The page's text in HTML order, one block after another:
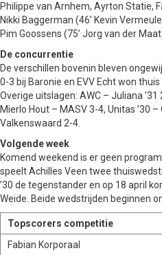
Philippe van Arnhem, Ayrton Statie,
Nikki Baggerman (46’ Kevin
Pim Goossens (75’ Jorg van der
De concurrentie
De verschillen bovenin bleven
0-3 bij Baronie en EVV Echt won
Overige uitslagen: AWC – Juliana
Mierlo Hout – MASV 3-4, Unitas ’30
Valkenswaard 2-4.
Volgende week
Komend weekend is er geen
speelt Achilles Veen twee
’30 de tegenstander en op 18 april
Weide. Beide wedstrijden beginnen
Topscorers competitie
Fabian Korporaal